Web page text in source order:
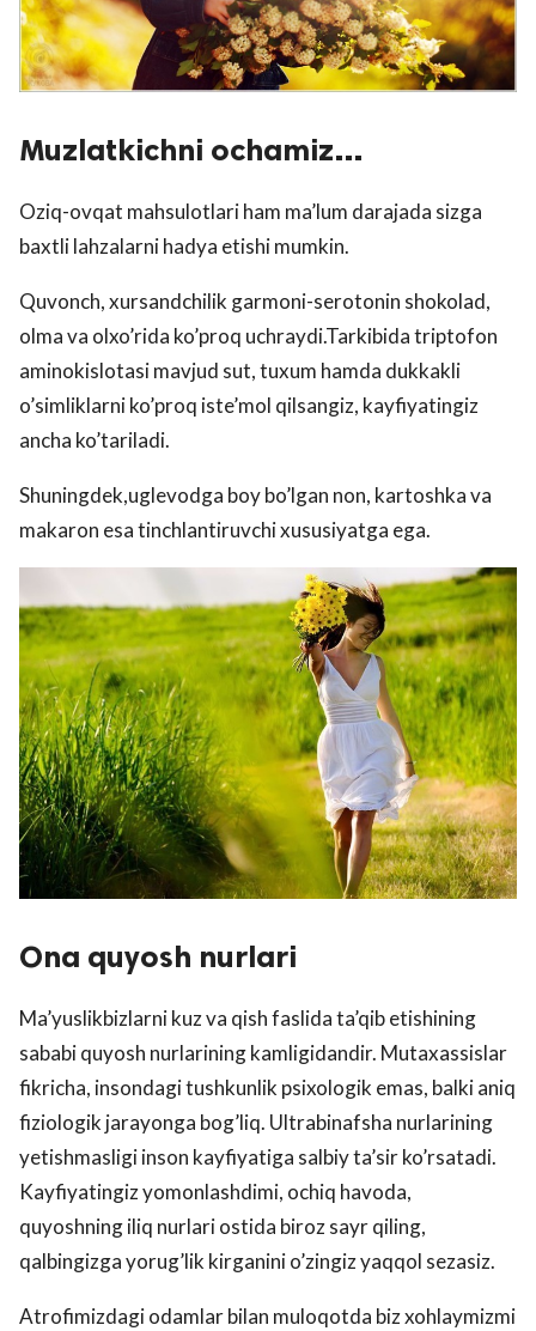
Muzlatkichni ochamiz…
Oziq-ovqat mahsulotlari ham ma’lum darajada sizga
baxtli lahzalarni hadya etishi mumkin.
Quvonch, xursandchilik garmoni-serotonin shokolad,
olma va olxo’rida ko’proq uchraydi.Tarkibida triptofon
aminokislotasi mavjud sut, tuxum hamda dukkakli
o’simliklarni ko’proq iste’mol qilsangiz, kayfiyatingiz
ancha ko’tariladi.
Shuningdek,uglevodga boy bo’lgan non, kartoshka va
makaron esa tinchlantiruvchi xususiyatga ega.
Ona quyosh nurlari
Ma’yuslikbizlarni kuz va qish faslida ta’qib etishining
sababi quyosh nurlarining kamligidandir. Mutaxassislar
fikricha, insondagi tushkunlik psixologik emas, balki aniq
fiziologik jarayonga bog’liq. Ultrabinafsha nurlarining
yetishmasligi inson kayfiyatiga salbiy ta’sir ko’rsatadi.
Kayfiyatingiz yomonlashdimi, ochiq havoda,
quyoshning iliq nurlari ostida biroz sayr qiling,
qalbingizga yorug’lik kirganini o’zingiz yaqqol sezasiz.
Atrofimizdagi odamlar bilan muloqotda biz xohlaymizmi